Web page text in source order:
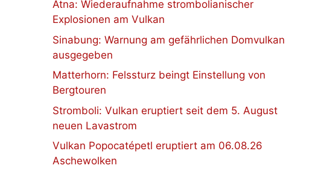
Ätna: Wiederaufnahme strombolianischer
Explosionen am Vulkan
Sinabung: Warnung am gefährlichen Domvulkan
ausgegeben
Matterhorn: Felssturz beingt Einstellung von
Bergtouren
Stromboli: Vulkan eruptiert seit dem 5. August
neuen Lavastrom
Vulkan Popocatépetl eruptiert am 06.08.26
Aschewolken